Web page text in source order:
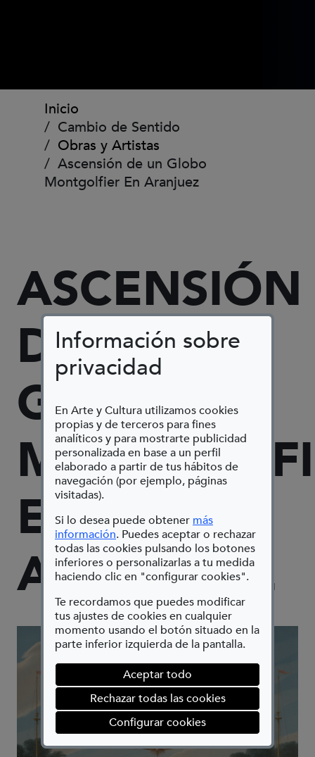
Información sobre
privacidad
En Arte y Cultura utilizamos cookies
propias y de terceros para fines
analíticos y para mostrarte publicidad
personalizada en base a un perfil
elaborado a partir de tus hábitos de
navegación (por ejemplo, páginas
visitadas).
Si lo desea puede obtener más
información(Abre en nueva ventana)
. Puedes aceptar o rechazar
todas las cookies pulsando los botones
inferiores o personalizarlas a tu medida
haciendo clic en "configurar cookies".
Te recordamos que puedes modificar
tus ajustes de cookies en cualquier
momento usando el botón situado en la
parte inferior izquierda de la pantalla.
Aceptar todo
Rechazar todas las cookies
Configurar cookies(abre en ventana
Ruta de navegación
Inicio
Cambio de Sentido
Obras y Artistas
Ascensión de un Globo
Montgolfier En Aranjuez
ASCENSIÓN
DE UN
GLOBO
EN
ARANJUEZ